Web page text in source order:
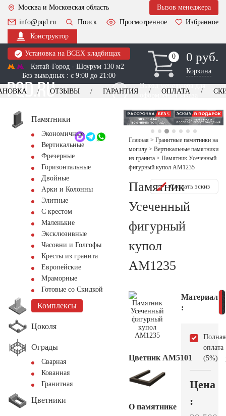
Москва и Московская область
Вызов менеджера
info@pqd.ru
Поиск Просмотренное
Избранное
Конструктор
Установка на ВСЕХ кладбищах
Китай-Город - Шоурум 130 м2
Без выходных : с 9:00 до 21:00
0
0 0 руб.
Корзина
Выезд менеджера для
оформления заказа
+7 (495) 518-44-23
Обратный звонок
ОТЗЫВЫ ГАРАНТИЯ ОПЛАТА
Памятники
Экономичные
Вертикальные
Фрезерные
Горизонтальные
Двойные
Арки и Колонны
Элитные
С крестом
Маленькие
Эксклюзивные
Часовни и Голгофы
Кресты из гранита
Европейские
Мраморные
Готовые со Скидкой
Комплексы
Цоколя
Ограды
Сварная
Кованная
Гранитная
Цветники
Главная > Гранитные памятники на
могилу > Вертикальные памятники
из гранита > Памятник Усеченный
фигурный купол AM1235
Памятник
Усеченный
фигурный
купол
AM1235
Создать эскиз
Цветник АМ5101
О памятнике
Материал
:
Полная
оплата
(5%)
Цена
: